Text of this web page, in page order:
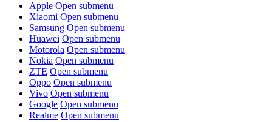
Apple Open submenu
Xiaomi Open submenu
Samsung Open submenu
Huawei Open submenu
Motorola Open submenu
Nokia Open submenu
ZTE Open submenu
Oppo Open submenu
Vivo Open submenu
Google Open submenu
Realme Open submenu